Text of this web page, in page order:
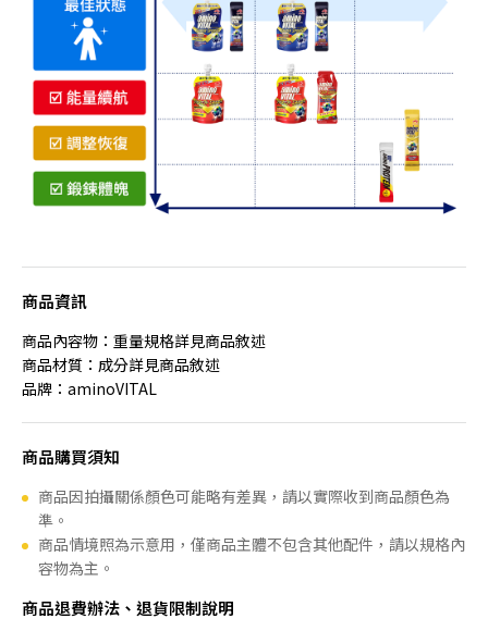
商品資訊
商品內容物：重量規格詳見商品敘述
商品材質：成分詳見商品敘述
品牌：aminoVITAL
商品購買須知
商品因拍攝關係顏色可能略有差異，請以實際收到商品顏色為
準。
商品情境照為示意用，僅商品主體不包含其他配件，請以規格內
容物為主。
商品退費辦法、退貨限制說明